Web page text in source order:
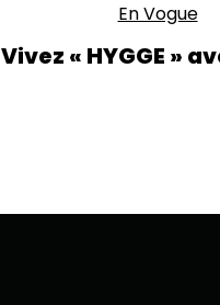
En Vogue
Vivez « HYGGE »